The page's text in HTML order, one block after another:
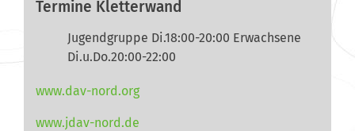
Termine Kletterwand
Jugendgruppe Di.18:00-20:00 Erwachsene
Di.u.Do.20:00-22:00
www.dav-nord.org
www.jdav-nord.de